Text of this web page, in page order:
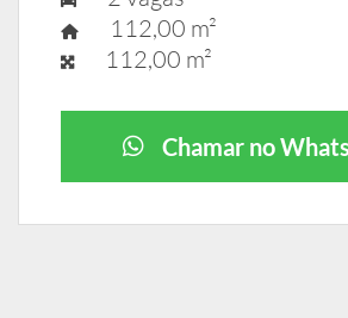
112,00 m²
112,00 m²
Chamar no